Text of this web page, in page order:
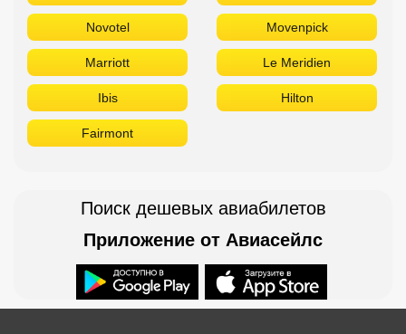
Novotel Movenpick
Marriott Le Meridien
Ibis Hilton
Fairmont
Поиск дешевых авиабилетов
Приложение от Авиасейлс